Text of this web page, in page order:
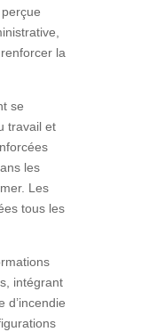
la
se
travail et
les
Les
tous les
intégrant
d’incendie